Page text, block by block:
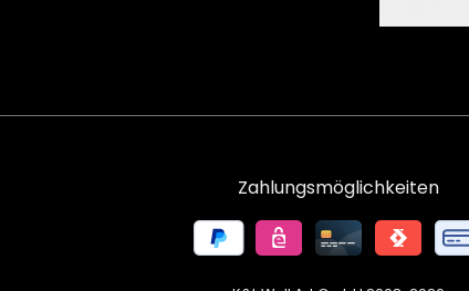
Zahlungsmöglichkeiten